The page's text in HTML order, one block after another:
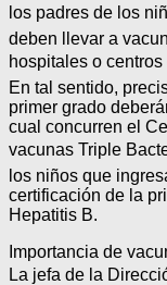
los padres de los
deben llevar a
hospitales o centros
En tal sentido,
primer grado
cual concurren el
vacunas Triple
los niños que
certificación de la
Hepatitis B.
Importancia de
La jefa de la